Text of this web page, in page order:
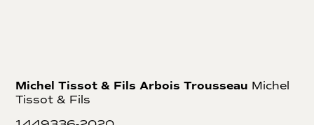
Michel Tissot & Fils Arbois Trousseau Michel
Tissot & Fils